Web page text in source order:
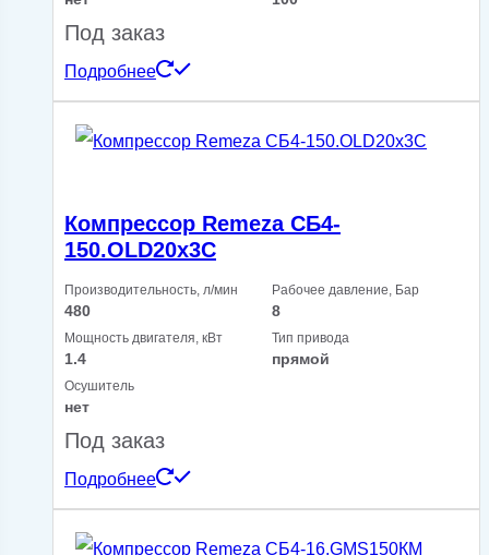
Под заказ
Подробнее
Компрессор Remeza СБ4-
150.OLD20х3С
Производительность, л/мин
480
Рабочее давление, Бар
8
Мощность двигателя, кВт
1.4
Тип привода
прямой
Осушитель
нет
Под заказ
Подробнее